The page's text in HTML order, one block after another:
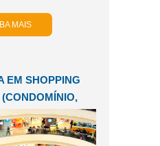
MAIS
EM SHOPPING
E FUNDO DE